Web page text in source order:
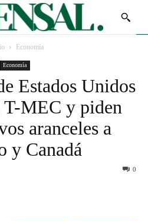
Economía
Economía
Estados Unidos
T-MEC y piden
aranceles a
y Canadá
0